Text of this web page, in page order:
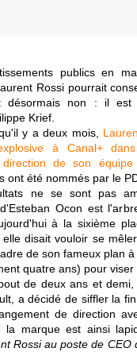
publics en
Rossi pourrait
désormais non : il est
Krief.
y a deux mois,
à Canal+
direction de son
ont été nommés par le
ne se sont pas
Ocon est
à la sixième
elle disait vouloir se
de son fameux plan
quatre ans) pour viser
de deux ans et
a décidé de siffler la
de direction
la marque est ainsi
Rossi au poste de CEO